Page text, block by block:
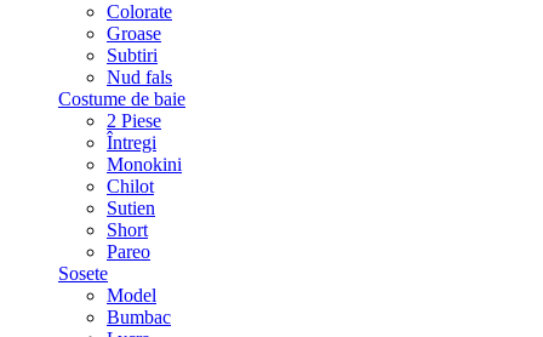
Colorate
Groase
Subtiri
Nud fals
Costume de baie
2 Piese
Întregi
Monokini
Chilot
Sutien
Short
Pareo
Sosete
Model
Bumbac